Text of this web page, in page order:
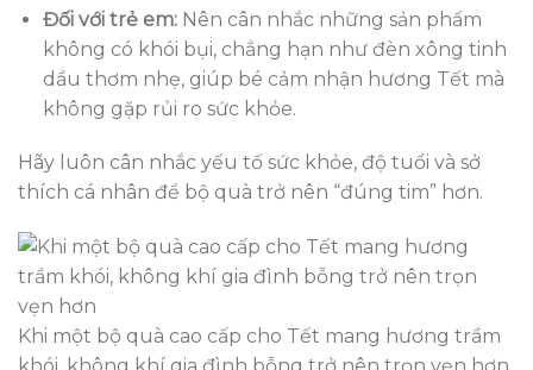
Đối với trẻ em:Nên cân nhắc những sản phẩm
không có khói bụi, chẳng hạn như đèn xông tinh
dầu thơm nhẹ, giúp bé cảm nhận hương Tết mà
không gặp rủi ro sức khỏe.
Hãy luôn cân nhắc yếu tố sức khỏe, độ tuổi và sở
thích cá nhân để bộ quà trở nên “đúng tim” hơn.
Khi một bộ quà cao cấp cho Tết mang hương trầm